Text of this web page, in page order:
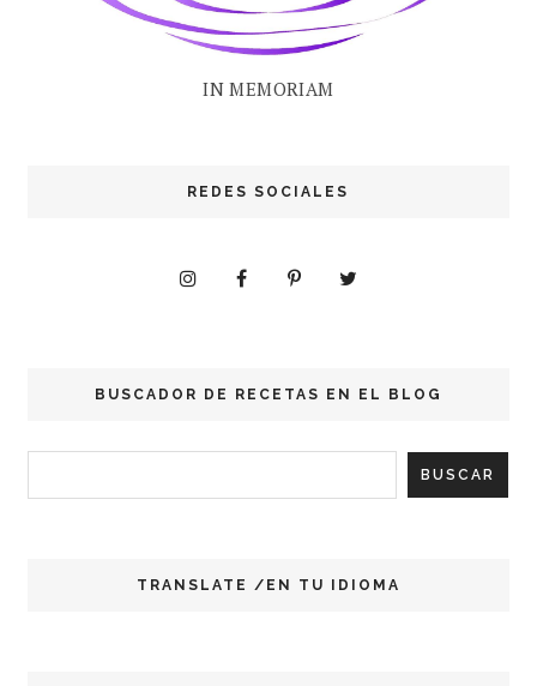
IN MEMORIAM
REDES SOCIALES
BUSCADOR DE RECETAS EN EL BLOG
TRANSLATE /EN TU IDIOMA